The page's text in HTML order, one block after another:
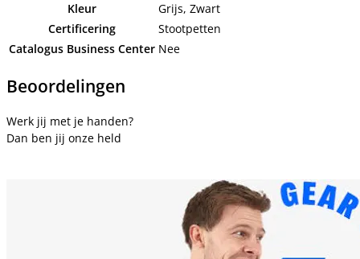
Kleur
Grijs, Zwart
Certificering
Stootpetten
Catalogus Business Center Nee
Beoordelingen
Werk jij met je handen?
Dan ben jij onze held